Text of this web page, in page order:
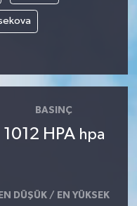
BASINÇ
1012 HPA hpa
EN DÜŞÜK / EN YÜKSEK